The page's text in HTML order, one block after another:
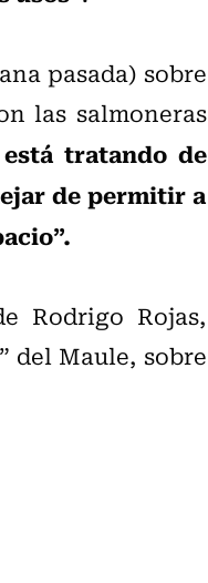
pasada) sobre
las salmoneras
tratando de
de permitir a
Rodrigo Rojas,
del Maule, sobre